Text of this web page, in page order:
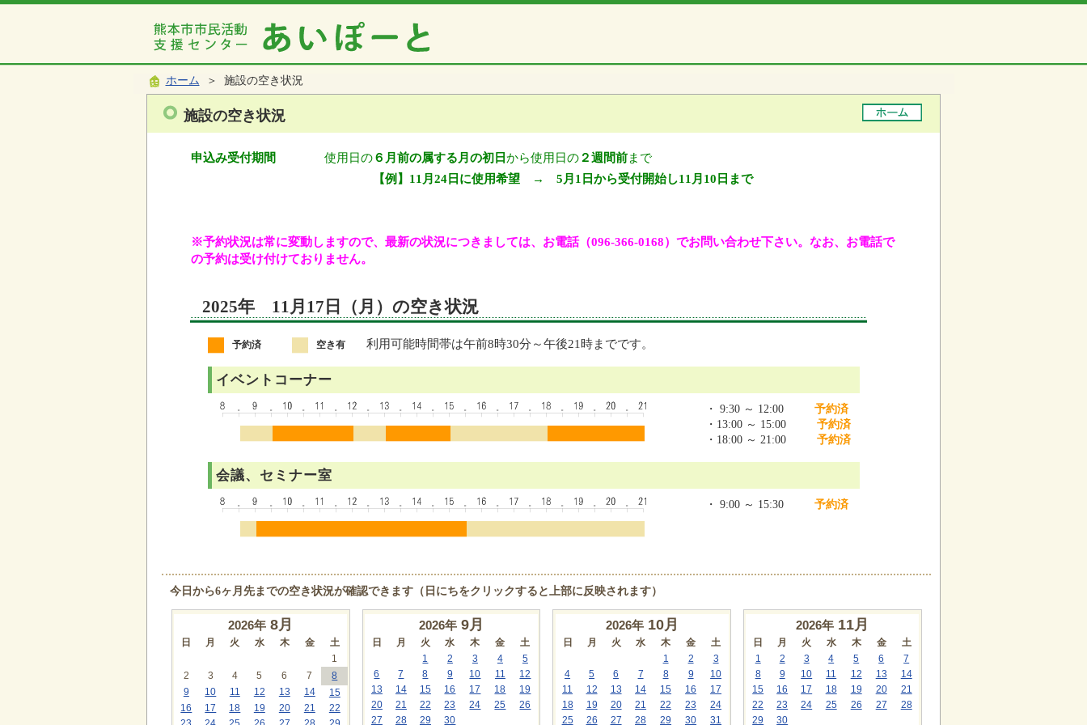
ホーム ＞ 施設の空き状況
施設の空き状況
申込み受付期間 使用日の６月前の属する月の初日から使用日の ２週間前まで
【例】11月24日に使用希望 → 5月1日から受付開始し11月10日まで
※予約状況は常に変動しますので、最新の状況につきましては、お電話（096-366-0168）でお問い合わせ下さい。なお、お電話で
の予約は受け付けておりません。
2025年 11月17日（月）の空き状況
予約済 空き有 利用可能時間帯は午前8時30分～午後21時までです。
イベントコーナー
・ 9:30 ～ 12:00
予約済
・13:00 ～ 15:00
予約済
・18:00 ～ 21:00
予約済
会議、セミナー室
・ 9:00 ～ 15:30 予約済
今日から6ヶ月先までの空き状況が確認できます（日にちをクリックすると上部に反映されます）
2026年 8月
日 月 火 水 木 金
土
1
2
3 4 5 6 7
8
9
10 11 12 13 14
15
16
17 18 19 20 21
22
2026年 9月
日 月 火 水 木 金
土
1
2 3 4
5
6
7 8 9 10 11
12
13
14 15 16 17 18
19
20
21 22 23 24 25
26
27
28 29 30
2026年 10月
日 月 火 水 木 金
土
1
2
3
4
5 6 7 8 9
10
11
12 13 14 15 16
17
18
19 20 21 22 23
24
25
26 27 28 29 30 31
2026年 11月
日 月 火 水 木 金
土
1
2 3 4 5 6
7
8
9 10 11 12 13
14
15
16 17 18 19 20
21
22
23 24 25 26 27
28
29
30